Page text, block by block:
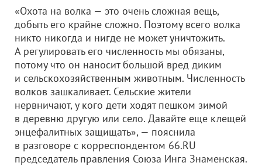
«Охота на волка — это очень сложная вещь,
добыть его крайне сложно. Поэтому всего волка
никто никогда и нигде не может уничтожить.
А регулировать его численность мы обязаны,
потому что он наносит большой вред диким
и сельскохозяйственным животным. Численность
волков зашкаливает. Сельские жители
нервничают, у кого дети ходят пешком зимой
в деревню другую или село. Давайте еще клещей
энцефалитных защищать», — пояснила
в разговоре с корреспондентом 66.RU
председатель правления Союза Инга Знаменская.